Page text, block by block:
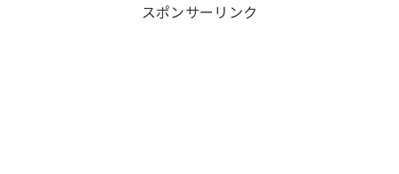
スポンサーリンク